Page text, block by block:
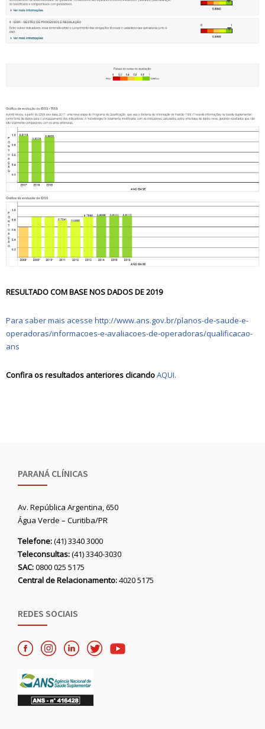
RESULTADO COM BASE NOS DADOS DE 2019
Para saber mais acesse http://www.ans.gov.br/planos-de-saude-e-
operadoras/informacoes-e-avaliacoes-de-operadoras/qualificacao-
ans
Confira os resultados anteriores clicandoAQUI.
PARANÁ CLÍNICAS
Av. República Argentina, 650
Água Verde – Curitiba/PR
Telefone:(41) 3340 3000
Teleconsultas:(41) 3340-3030
SAC:0800 025 5175
Central de Relacionamento:4020 5175
REDES SOCIAIS